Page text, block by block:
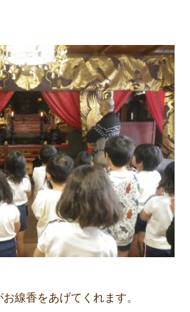
線香をあげてくれます。